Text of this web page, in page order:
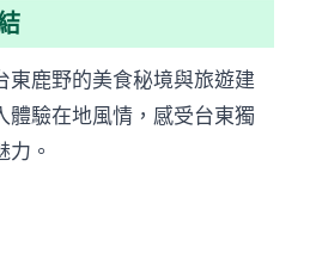
東鹿野的美食秘境與旅遊建
體驗在地風情，感受台東獨
力。